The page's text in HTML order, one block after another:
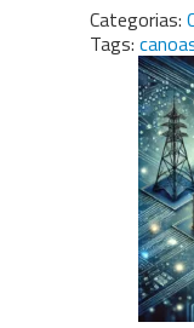
Categorias:
Tags: